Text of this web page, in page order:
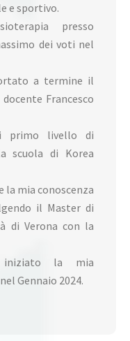
e sportivo.
presso
dei voti nel
a termine il
Francesco
primo livello di
scuola di Korea
la mia conoscenza
il Master di
di Verona con la
la mia
Gennaio 2024.